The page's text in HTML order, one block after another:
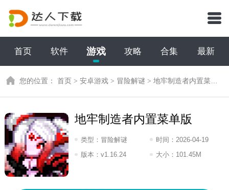
首页 软件 游戏 攻略 合集 最新
您的位置：首页 >安卓游戏 > 冒险解谜 >地牢制造者内置菜单版
地牢制造者内置菜单版
类型： 冒险解谜 时间： 2026-04-19
08:2026
版本：v1.16.24 大小： 101.45M